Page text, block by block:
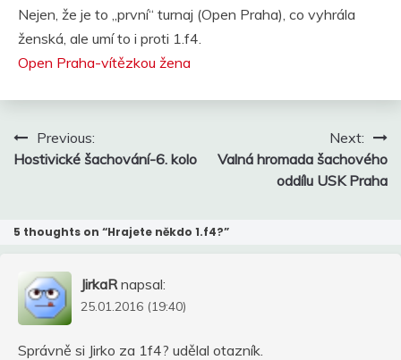
Nejen, že je to „první“ turnaj (Open Praha), co vyhrála
ženská, ale umí to i proti 1.f4.
Open Praha-vítězkou žena
Navigace
příspěvek
Previous:
Hostivické šachování-6. kolo
Next:
Valná hromada šachového
oddílu USK Praha
5 thoughts on “Hrajete někdo 1.f4?”
JirkaR napsal:
25.01.2016 (19:40)
Správně si Jirko za 1f4? udělal otazník.